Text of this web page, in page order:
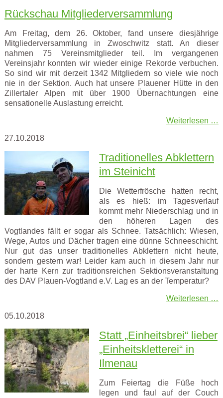
Rückschau Mitgliederversammlung
Am Freitag, dem 26. Oktober, fand unsere diesjährige
Mitgliederversammlung in Zwoschwitz statt. An dieser
nahmen 75 Vereinsmitglieder teil. Im vergangenen
Vereinsjahr konnten wir wieder einige Rekorde verbuchen.
So sind wir mit derzeit 1342 Mitgliedern so viele wie noch
nie in der Sektion. Auch hat unsere Plauener Hütte in den
Zillertaler Alpen mit über 1900 Übernachtungen eine
sensationelle Auslastung erreicht.
Weiterlesen …
27.10.2018
Traditionelles Abklettern
im Steinicht
Die Wetterfrösche hatten recht,
als es hieß: im Tagesverlauf
kommt mehr Niederschlag und in
den höheren Lagen des
Vogtlandes fällt er sogar als Schnee. Tatsächlich: Wiesen,
Wege, Autos und Dächer tragen eine dünne Schneeschicht.
Nur gut das unser traditionelles Abklettern nicht heute,
sondern gestern war! Leider kam auch in diesem Jahr nur
der harte Kern zur traditionsreichen Sektionsveranstaltung
des DAV Plauen-Vogtland e.V. Lag es an der Temperatur?
Weiterlesen …
05.10.2018
Statt „Einheitsbrei“ lieber
„Einheitskletterei“ in
Ilmenau
Zum Feiertag die Füße hoch
legen und faul auf der Couch